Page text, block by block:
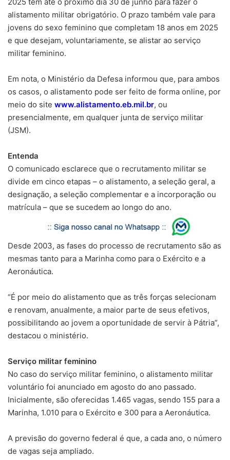
alistamento militar obrigatório. O prazo também vale para
jovens do sexo feminino que completam 18 anos em 2025
e que desejam, voluntariamente, se alistar ao serviço
militar feminino.
Em nota, o Ministério da Defesa informou que, para ambos
os casos, o alistamento pode ser feito de forma online, por
meio do site www.alistamento.eb.mil.br, ou
presencialmente, em qualquer junta de serviço militar
(JSM).
Entenda
O comunicado esclarece que o recrutamento militar se
divide em cinco etapas – o alistamento, a seleção geral, a
designação, a seleção complementar e a incorporação ou
matrícula – que se sucedem ao longo do ano.
Desde 2003, as fases do processo de recrutamento são as
mesmas tanto para a Marinha como para o Exército e a
Aeronáutica.
“É por meio do alistamento que as três forças selecionam
e renovam, anualmente, a maior parte de seus efetivos,
possibilitando ao jovem a oportunidade de servir à Pátria”,
destacou o ministério.
Serviço militar feminino
No caso do serviço militar feminino, o alistamento militar
voluntário foi anunciado em agosto do ano passado.
Inicialmente, são oferecidas 1.465 vagas, sendo 155 para a
Marinha, 1.010 para o Exército e 300 para a Aeronáutica.
A previsão do governo federal é que, a cada ano, o número
de vagas seja ampliado.